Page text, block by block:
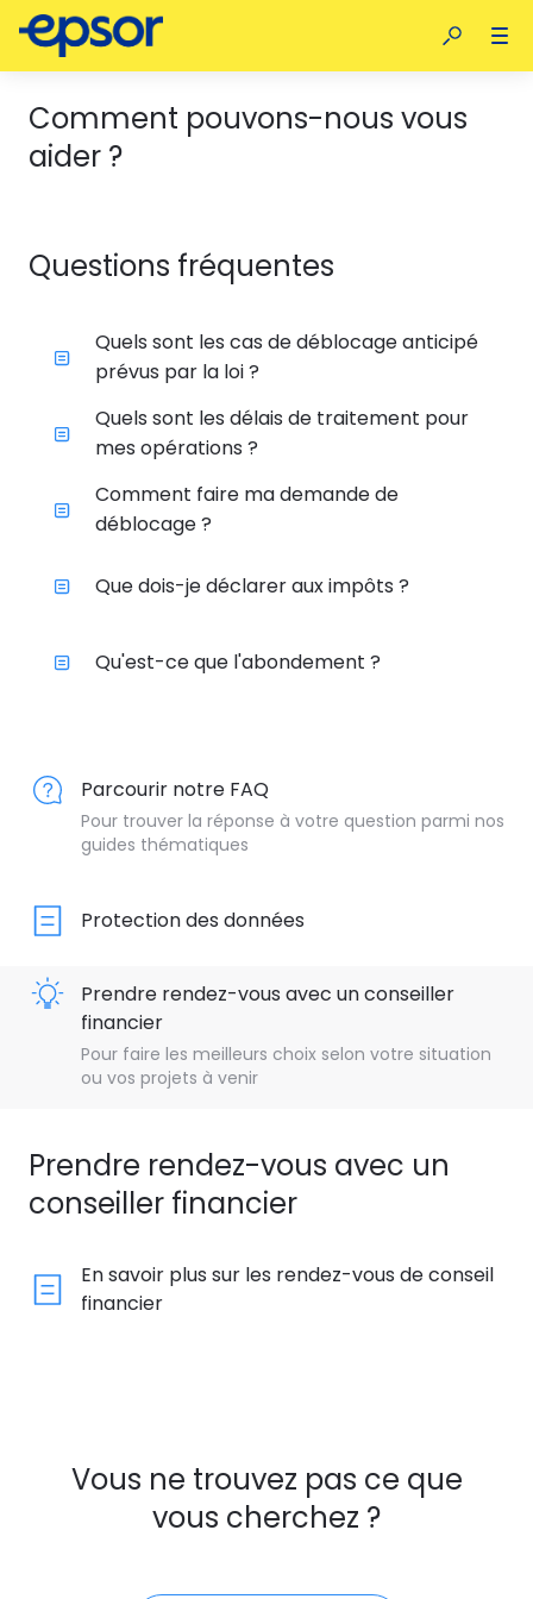
Comment pouvons-nous vous
aider ?
Questions fréquentes
Quels sont les cas de déblocage anticipé
prévus par la loi ?
Quels sont les délais de traitement pour
mes opérations ?
Comment faire ma demande de
déblocage ?
Que dois-je déclarer aux impôts ?
Qu'est-ce que l'abondement ?
Parcourir notre FAQ
Pour trouver la réponse à votre question parmi nos
guides thématiques
Protection des données
Prendre rendez-vous avec un conseiller
financier
Pour faire les meilleurs choix selon votre situation
ou vos projets à venir
Prendre rendez-vous avec un
conseiller financier
En savoir plus sur les rendez-vous de conseil
financier
Vous ne trouvez pas ce que
vous cherchez ?